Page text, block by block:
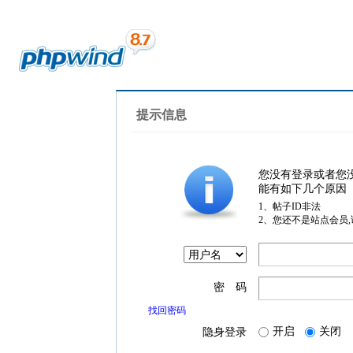
提示信息
您没有登录或者您
能有如下几个原因
1、帖子ID非法
2、您还不是站点会员
密 码
找回密码
隐身登录 开启 关闭